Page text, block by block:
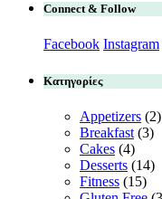
Connect & Follow
Facebook Instagram
Κατηγορίες
Appetizers (2)
Breakfast (3)
Cakes (4)
Desserts (14)
Fitness (15)